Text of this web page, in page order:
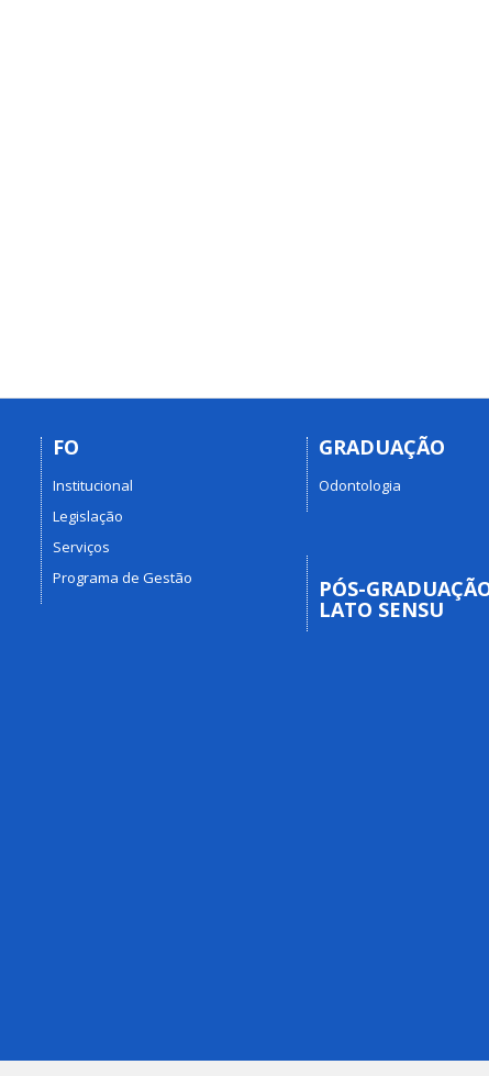
FO
Institucional
Legislação
Serviços
Programa de Gestão
GRADUAÇÃO
Odontologia
PÓS-
LATO SENSU